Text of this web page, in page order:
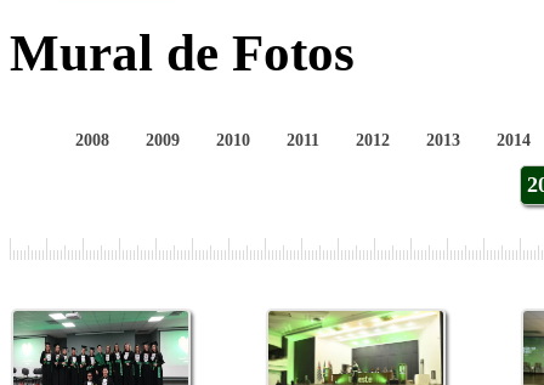
Mural de Fotos
2008 2009 2010 2011 2012 2013 2014